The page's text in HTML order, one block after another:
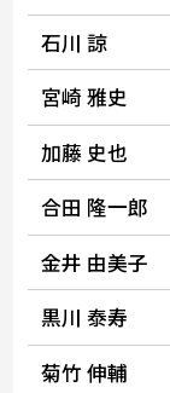
石川 諒
宮崎 雅史
加藤 史也
合田 隆一郎
金井 由美子
黒川 泰寿
菊竹 伸輔